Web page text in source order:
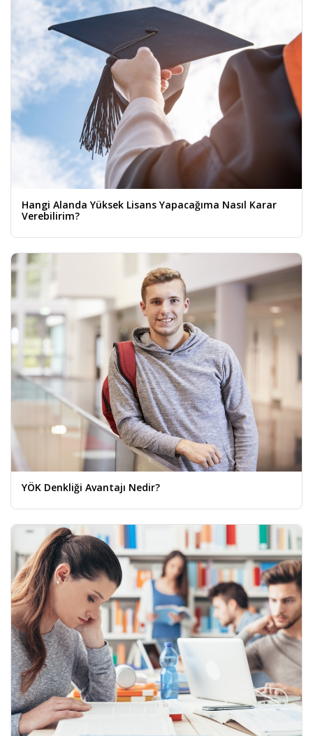
Hangi Alanda Yüksek Lisans Yapacağıma Nasıl Karar
Verebilirim?
YÖK Denkliği Avantajı Nedir?